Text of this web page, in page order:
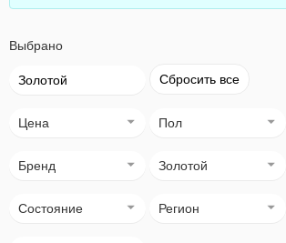
Выбрано
Золотой Сбросить все
Цена Пол
Бренд Золотой
Состояние Регион